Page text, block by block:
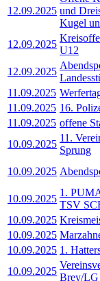
12.09.2025 und
Kugel
12.09.2025
U12
12.09.2025
11.09.2025
11.09.2025 16.
11.09.2025 offene
10.09.2025
11.
Sprung
10.09.2025
10.09.2025
1.
TSV
10.09.2025
10.09.2025
10.09.2025 1.
10.09.2025
Brey/LG